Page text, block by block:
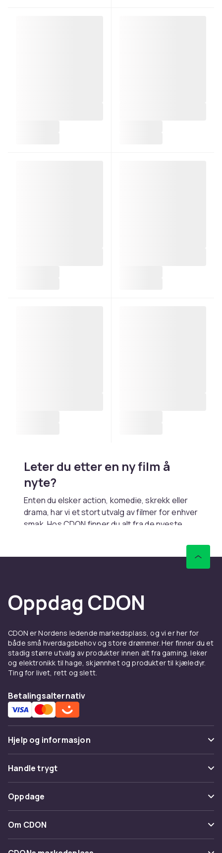
Leter du etter en ny film å
nyte?
Enten du elsker action, komedie, skrekk eller
drama, har vi et stort utvalg av filmer for enhver
smak. Hos CDON finner du alt fra de nyeste
vårt utvalg av DVD og Blu-ray, inkludert
storfilmer, dokumentarer og familievennlige
foretrekker Hollywood-blockbustere eller
smale indiefilmer.
Bla gjennom vårt sortiment og finn din neste
favorittfilm. Med konkurransedyktige priser og
filmsamlingen. Shop nå og nyt den beste
filmopplevelsen rett fra sofaen!
Se også:Sjanger,Action,Drama,Komedie,
Filmbokser
Oppdag CDON
CDON er Nordens ledende markedsplass, og vi er her for
både små hverdagsbehov og store drømmer. Her finner du et
stadig større utvalg av produkter innen alt fra gaming, leker
og elektronikk til hage, skjønnhet og produkter til kjæledyr.
Ting for livet, rett og slett.
Betalingsalternativ
Hjelp og informasjon
Vanlige spørsmål
Spor pakke
Angre & returner her
Kontakt oss
Handle trygt
Betaling
Levering
Oppdage
Kategorier
Varemerker
Om CDON
Om oss